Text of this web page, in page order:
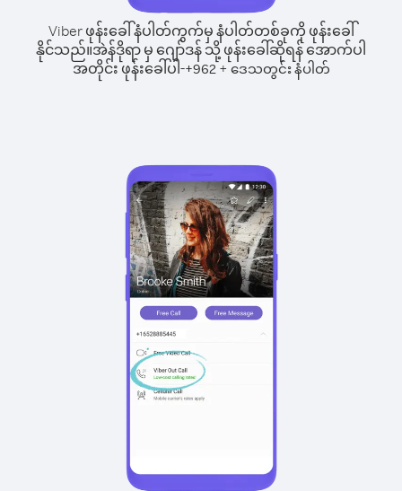
Viber ဖုန်းခေါ်နံပါတ်ကွက်မှ နံပါတ်တစ်ခုကို ဖုန်းခေါ်
နိုင်သည်။အဲန်ဒိုရာ မှ ဂျော်ဒန် သို့ ဖုန်းခေါ်ဆိုရန် အောက်ပါ
အတိုင်း ဖုန်းခေါ်ပါ-+962+ဒေသတွင်း နံပါတ်